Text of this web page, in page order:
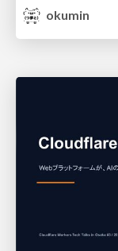
okumin